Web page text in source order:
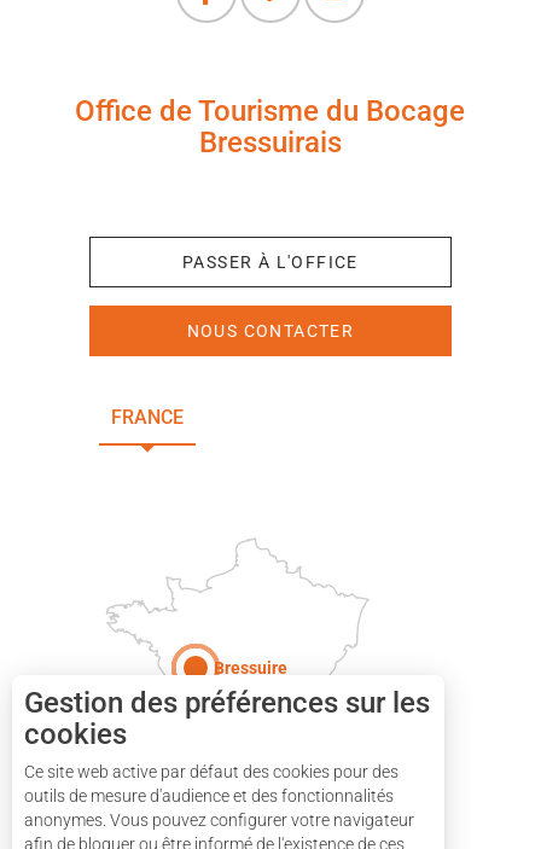
Office de Tourisme du Bocage
Bressuirais
PASSER À L'OFFICE
NOUS CONTACTER
FRANCE
Bressuire
Gestion des préférences sur les
cookies
Ce site web active par défaut des cookies pour des
outils de mesure d'audience et des fonctionnalités
anonymes. Vous pouvez configurer votre navigateur
afin de bloquer ou être informé de l'existence de ces